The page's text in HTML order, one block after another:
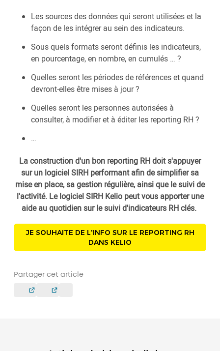
Les sources des données qui seront utilisées et la
façon de les intégrer au sein des indicateurs.
Sous quels formats seront définis les indicateurs,
en pourcentage, en nombre, en cumulés … ?
Quelles seront les périodes de références et quand
devront-elles être mises à jour ?
Quelles seront les personnes autorisées à
consulter, à modifier et à éditer les reporting RH ?
…
La construction d'un bon reporting RH doit s'appuyer
sur un logiciel SIRH performant afin de simplifier sa
mise en place, sa gestion régulière, ainsi que le suivi de
l'activité. Le logiciel SIRH Kelio peut vous apporter une
aide au quotidien sur le suivi d'indicateurs RH clés.
JE SOUHAITE DE L'INFO SUR LE REPORTING RH
DANS KELIO
Partager cet article